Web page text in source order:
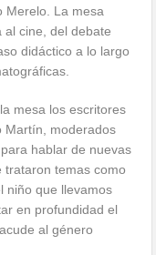
Merelo. La mesa
al cine, del debate
didáctico a lo largo
mesa los escritores
Martín, moderados
hablar de nuevas
trataron temas como
niño que llevamos
en profundidad el
al género